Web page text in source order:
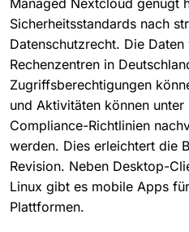
Managed Nextcloud genügt
Sicherheitsstandards nach
Datenschutzrecht. Die
Rechenzentren in
Zugriffsberechtigungen
und Aktivitäten können unter
Compliance-Richtlinien
werden. Dies erleichtert die
Revision. Neben Desktop-
Linux gibt es mobile Apps
Plattformen.